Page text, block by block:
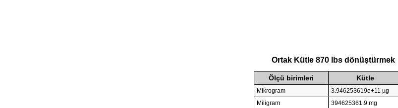
Ortak Kütle 870 lbs dönüştürmek
Ölçü birimleri Kütle
Mikrogram
3.946253619e+11 µg
Miligram
394625361.9 mg